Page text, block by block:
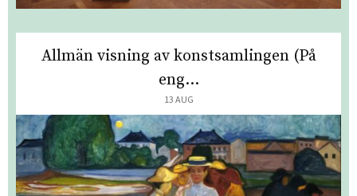
Allmän visning av konstsamlingen (På
eng...
13 AUG